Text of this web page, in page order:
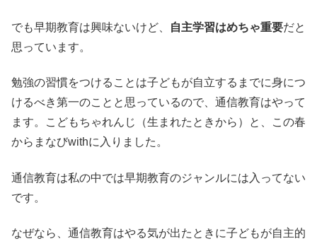
でも早期教育は興味ないけど、 自主学習はめちゃ重要だと
思っています。
勉強の習慣をつけることは子どもが自立するまでに身につ
けるべき第一のことと思っているので、通信教育はやって
ます。こどもちゃれんじ（生まれたときから）と、この春
からまなびwithに入りました。
通信教育は私の中では早期教育のジャンルには入ってない
です。
なぜなら、通信教育はやる気が出たときに子どもが自主的